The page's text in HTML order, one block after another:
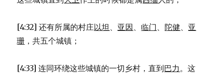
[4:32] 还有所属的村庄以坦 、 亚因、 临门、 陀健、 亚
珊 ，共五个城镇；
[4:33] 连同环绕这些城镇的一切乡村，直到巴力。这